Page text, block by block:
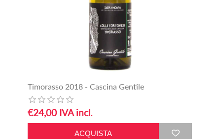
Timorasso 2018 - Cascina Gentile
€24,00 IVA incl.